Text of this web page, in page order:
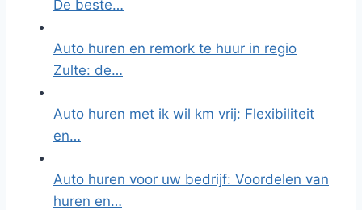
De beste…
Auto huren en remork te huur in regio
Zulte: de…
Auto huren met ik wil km vrij: Flexibiliteit
en…
Auto huren voor uw bedrijf: Voordelen van
huren en…